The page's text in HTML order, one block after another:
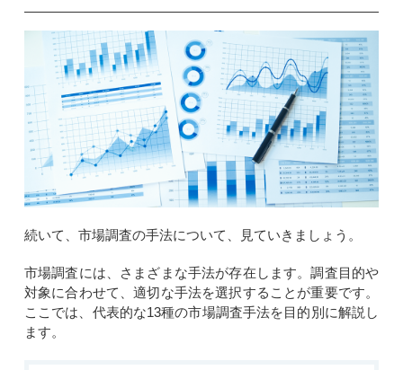
続いて、市場調査の手法について、見ていきましょう。
市場調査には、 さまざま な手法が存在します。調査目的や
対象に合わせて、適切な手法を選択することが重要です。
ここでは、代表的な13種の市場調査手法を目的別に解説し
ます。